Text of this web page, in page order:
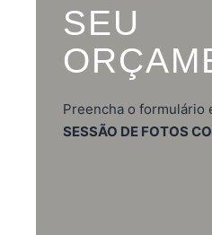
SEU
Preencha o formulário
SESSÃO DE FOTOS